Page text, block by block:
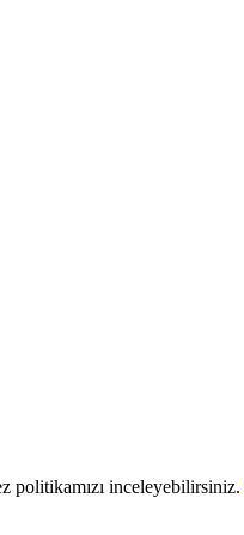
politikamızı inceleyebilirsiniz.